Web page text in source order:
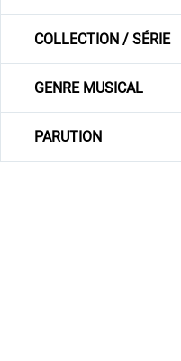
COLLECTION / SÉRIE
GENRE MUSICAL
PARUTION